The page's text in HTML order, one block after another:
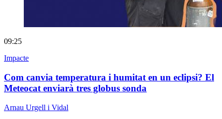
09:25
Impacte
Com canvia temperatura i humitat en un eclipsi? El
Meteocat enviarà tres globus sonda
Arnau Urgell i Vidal